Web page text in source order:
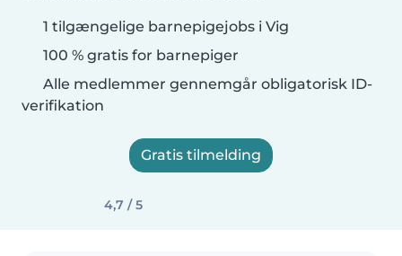
1 tilgængelige barnepigejobs i Vig
100 % gratis for barnepiger
Alle medlemmer gennemgår obligatorisk ID-
verifikation
Gratis tilmelding
4,7 / 5